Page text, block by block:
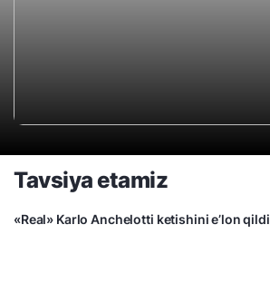
Tavsiya etamiz
«Real» Karlo Anchelotti ketishini e’lon qildi